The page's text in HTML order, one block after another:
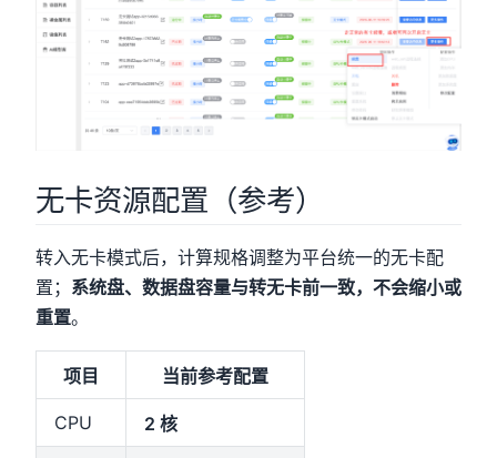
无卡资源配置（参考）
转入无卡模式后，计算规格调整为平台统一的无卡配
置； 系统盘、数据盘容量与转无卡前一致，不会缩小或
重置。
项目 当前参考配置
CPU 2 核